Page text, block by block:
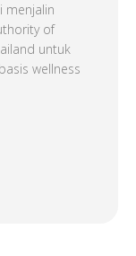
menjalin
of
untuk
wellness